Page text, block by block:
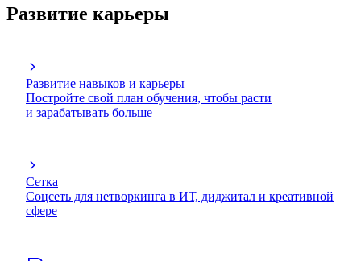
Развитие карьеры
Развитие навыков и карьеры
Постройте свой план обучения, чтобы расти
и зарабатывать больше
Сетка
Соцсеть для нетворкинга в ИТ, диджитал и креативной
сфере